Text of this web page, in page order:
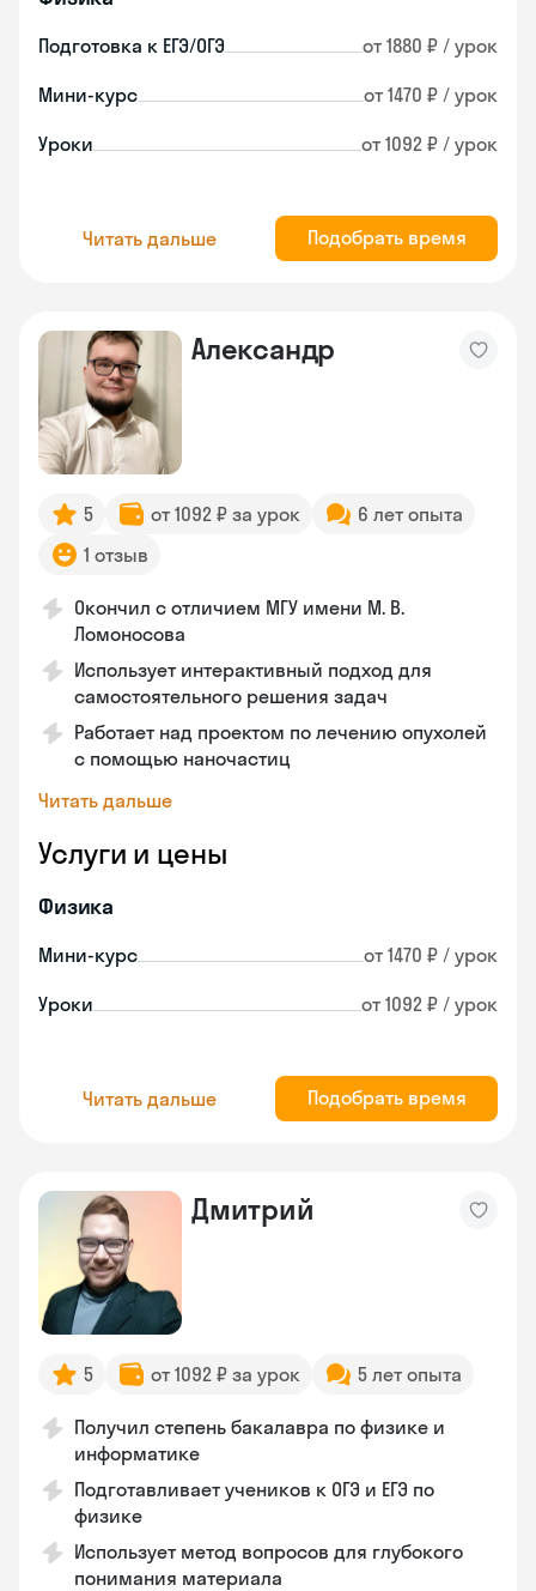
Подготовка к ЕГЭ/ОГЭ от 1880 ₽ / урок
Мини-курс от 1470 ₽ / урок
Уроки от 1092 ₽ / урок
Читать дальше Подобрать время
Александр
5 от 1092 ₽ за урок
6 лет опыта
1 отзыв
Окончил с отличием МГУ имени М. В.
Ломоносова
Использует интерактивный подход для
самостоятельного решения задач
Работает над проектом по лечению опухолей
с помощью наночастиц
Читать дальше
Услуги и цены
Физика
Мини-курс от 1470 ₽ / урок
Уроки от 1092 ₽ / урок
Читать дальше Подобрать время
Дмитрий
5 от 1092 ₽ за урок 5 лет опыта
Получил степень бакалавра по физике и
информатике
Подготавливает учеников к ОГЭ и ЕГЭ по
физике
Использует метод вопросов для глубокого
понимания материала